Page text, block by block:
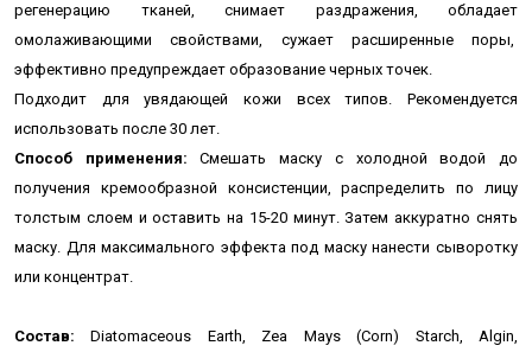
регенерацию тканей, снимает раздражения, обладает
омолаживающими свойствами, сужает расширенные поры,
эффективно предупреждает образование черных точек.
Подходит для увядающей кожи всех типов. Рекомендуется
использовать после 30 лет.
Способ применения:Смешать маску с холоднойводой до
получения кремообразной консистенции, распределить по лицу
толстым слоем и оставить на 15-20 минут. Затем аккуратно снять
маску. Для максимального эффекта под маску нанести сыворотку
или концентрат.
Состав: Diatomaceous Earth, Zea Mays (Corn) Starch, Algin,